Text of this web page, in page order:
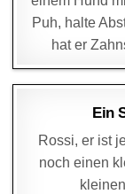
Puh, halte
hat er
Ein
Rossi, er ist
noch einen